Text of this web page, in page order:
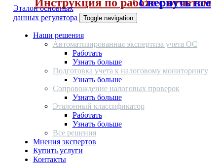
Эталон основных
данных регулятора
Toggle navigation
Наши решения
Автоматизированная экспертиза учета ОС
Работать
Узнать больше
Подготовка учета к налоговому мониторингу
Узнать больше
Сопровождение налоговых проверок
Узнать больше
Эталонный классификатор
Работать
Узнать больше
Все решения
Мнения экспертов
Купить услуги
Контакты